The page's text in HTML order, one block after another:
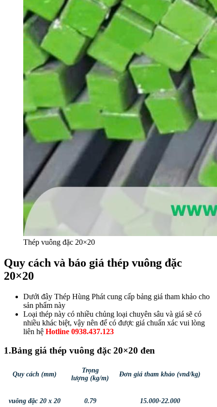
Thép vuông đặc 20×20
Quy cách và báo giá thép vuông đặc
20×20
Dưới đây Thép Hùng Phát cung cấp bảng giá tham khảo cho
sản phẩm này
Loại thép này có nhiều chủng loại chuyên sâu và giá sẽ có
nhiều khác biệt, vậy nên để có được giá chuẩn xác vui lòng
liên hệ Hotline 0938.437.123
1.Bảng giá thép vuông đặc 20×20 đen
Quy cách (mm)
Trọng
lượng (kg/m)
Đơn giá tham khảo (vnd/kg)
vuông đặc 20 x 20 0.79 15.000-22.000